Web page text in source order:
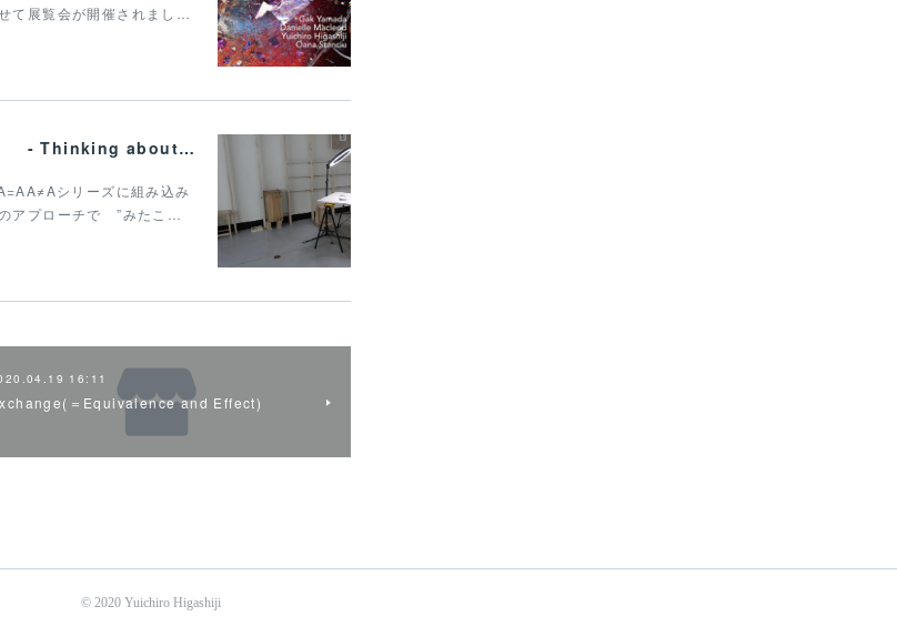
て展覧会が開催されまし…
ルーシーの骨の60% Vol.31 ～みたことの代理(再思考)～ - Thinking about proxy for what we have seen(retake)
シリーズに組み込み
アプローチで ”みたこ…
16:11
＝Equivalence and Effect)
© 2020 Yuichiro Higashiji